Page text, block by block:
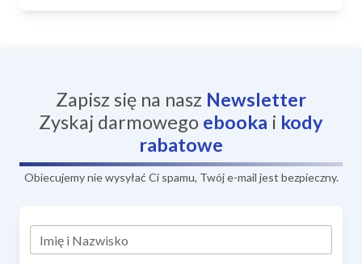
Zapisz się na nasz Newsletter
Zyskaj darmowego ebooka i kody
rabatowe
Obiecujemy nie wysyłać Ci spamu, Twój e-mail jest bezpieczny.
Imię i Nazwisko